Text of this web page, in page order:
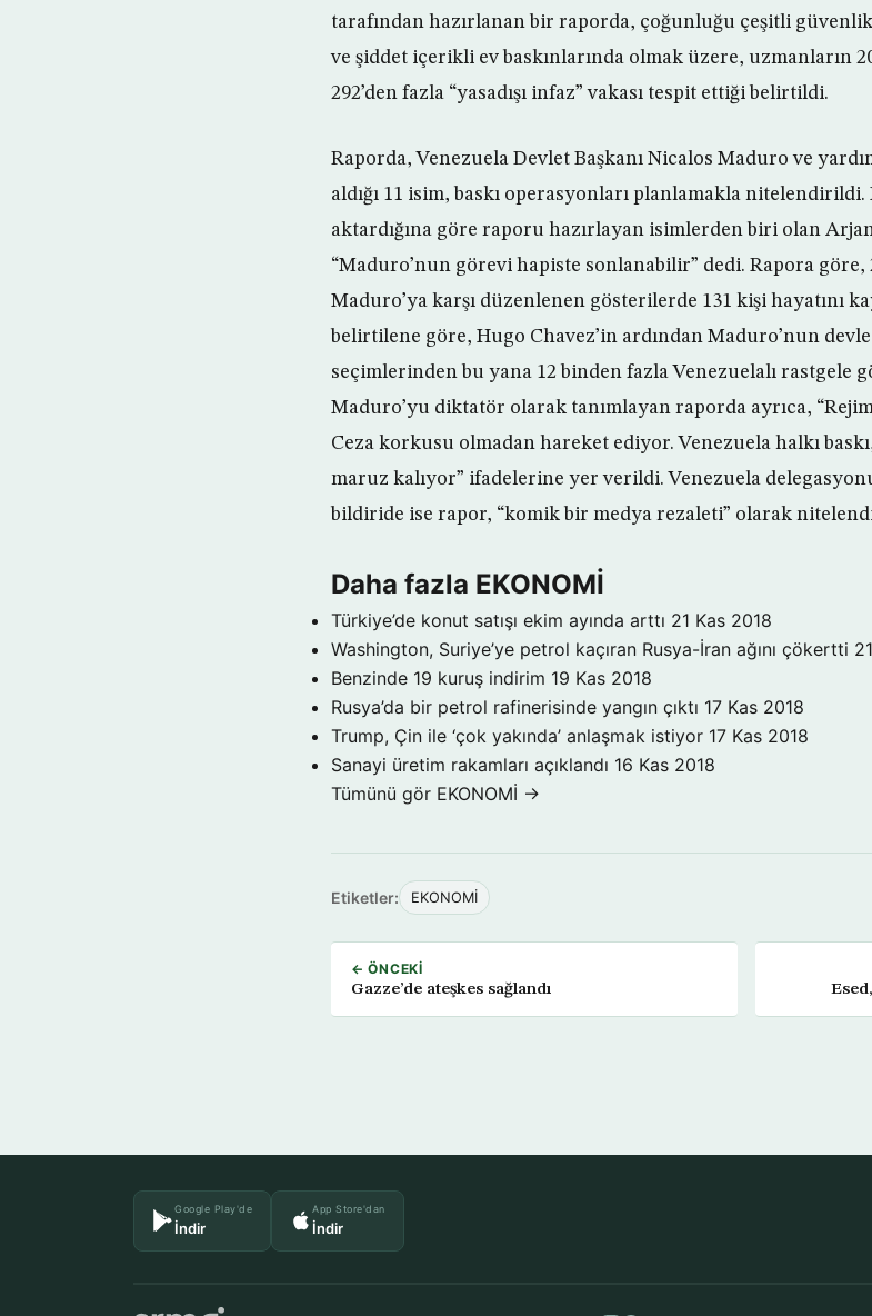
tarafından hazırlanan bir raporda, çoğunluğu çeşitli
ve şiddet içerikli ev baskınlarında olmak üzere, uzmanların
292’den fazla “yasadışı infaz” vakası tespit ettiği belirtildi.
Raporda, Venezuela Devlet Başkanı Nicalos Maduro ve
aldığı 11 isim, baskı operasyonları planlamakla nitelendirildi.
aktardığına göre raporu hazırlayan isimlerden biri olan
“Maduro’nun görevi hapiste sonlanabilir” dedi. Rapora göre,
Maduro’ya karşı düzenlenen gösterilerde 131 kişi hayatını
belirtilene göre, Hugo Chavez’in ardından Maduro’nun
seçimlerinden bu yana 12 binden fazla Venezuelalı rastgele
Maduro’yu diktatör olarak tanımlayan raporda ayrıca,
Ceza korkusu olmadan hareket ediyor. Venezuela halkı
maruz kalıyor” ifadelerine yer verildi. Venezuela
bildiride ise rapor, “komik bir medya rezaleti” olarak
Daha fazla EKONOMİ
Türkiye’de konut satışı ekim ayında arttı 21 Kas 2018
Washington, Suriye’ye petrol kaçıran Rusya-İran ağını çökertti
Benzinde 19 kuruş indirim 19 Kas 2018
Rusya’da bir petrol rafinerisinde yangın çıktı 17 Kas 2018
Trump, Çin ile ‘çok yakında’ anlaşmak istiyor 17 Kas 2018
Sanayi üretim rakamları açıklandı 16 Kas 2018
Tümünü gör EKONOMİ →
Etiketler: EKONOMİ
← ÖNCEKI
Gazze’de ateşkes sağlandı
Google Play'de
İndir
App Store'dan
İndir